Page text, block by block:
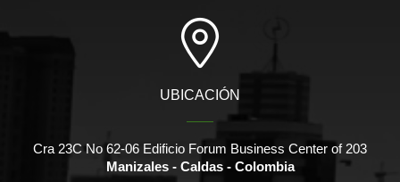
UBICACIÓN
Cra 23C No 62-06 Edificio Forum Business Center of 203
Manizales - Caldas - Colombia